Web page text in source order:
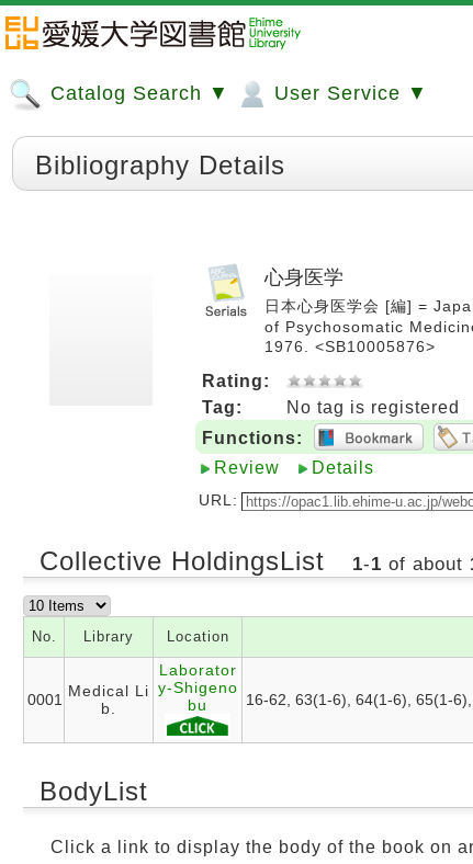
Catalog Search ▼ User Service ▼
Bibliography Details
心身医学
日本心身医学会 [編] =
of Psychosomatic
1976. <SB10005876>
Rating:
Tag:
No tag is registered
Functions:
Review
Details
URL:
Collective HoldingsList 1-1 of about
No. Library Location
0001 Medical Li
b.
Laborator
y-Shigeno
bu
16-62, 63(1-6), 64(1-6), 65(1-
BodyList
Click a link to display the body of the book on